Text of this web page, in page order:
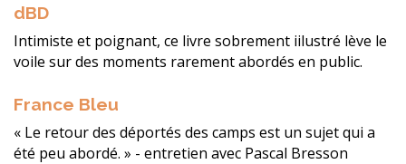
dBD
Intimiste et poignant, ce livre sobrement iilustré lève le
voile sur des moments rarement abordés en public.
France Bleu
« Le retour des déportés des camps est un sujet qui a
été peu abordé. » - entretien avec Pascal Bresson